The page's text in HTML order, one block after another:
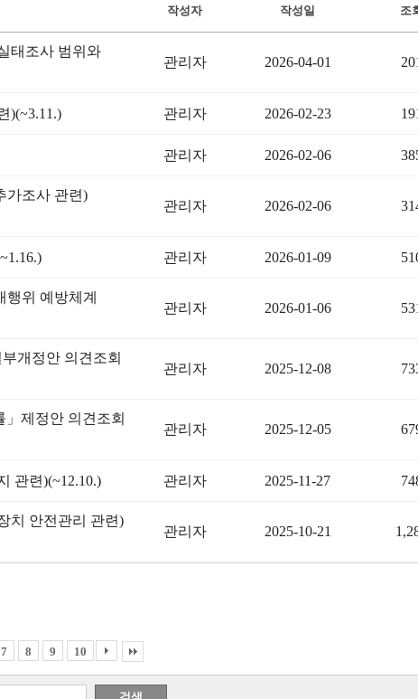
작성자 작성일 조
태조사 범위와
관리자 2026-04-01
)(~3.11.) 관리자 2026-02-23
관리자 2026-02-06
가조사 관련)
관리자 2026-02-06
관리자 2026-01-09
위 예방체계
관리자 2026-01-06
개정안 의견조회
관리자 2025-12-08
제정안 의견조회
관리자 2025-12-05
관련)(~12.10.) 관리자 2025-11-27
치 안전관리 관련)
관리자 2025-10-21
7 8 9 10